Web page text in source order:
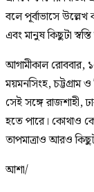
বলে পূর্বাভাসে
এবং মানুষ কিছুটা
আগামীকাল রোববার,
ময়মনসিংহ, চট্টগ্রাম
সেই সঙ্গে রাজশাহী,
হতে পারে। কোথাও
তাপমাত্রাও আরও
আশা/